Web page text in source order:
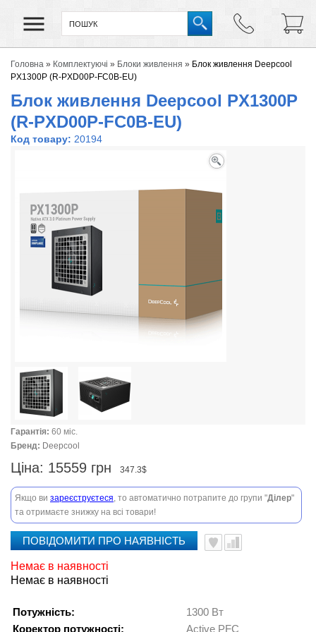
Головна » Комплектуючі » Блоки живлення » Блок живлення Deepcool
PX1300P (R-PXD00P-FC0B-EU)
Блок живлення Deepcool PX1300P
(R-PXD00P-FC0B-EU)
Код товару: 20194
Гарантія: 60 міс.
Бренд: Deepcool
Ціна: 15559 грн 347.3$
Якщо ви зареєструєтеся, то автоматично потрапите до групи "Ділер"
та отримаєте знижку на всі товари!
ПОВІДОМИТИ ПРО НАЯВНІСТЬ
Немає в наявності
Немає в наявності
Потужність:
1300 Вт
Коректор потужності:
Active PFC